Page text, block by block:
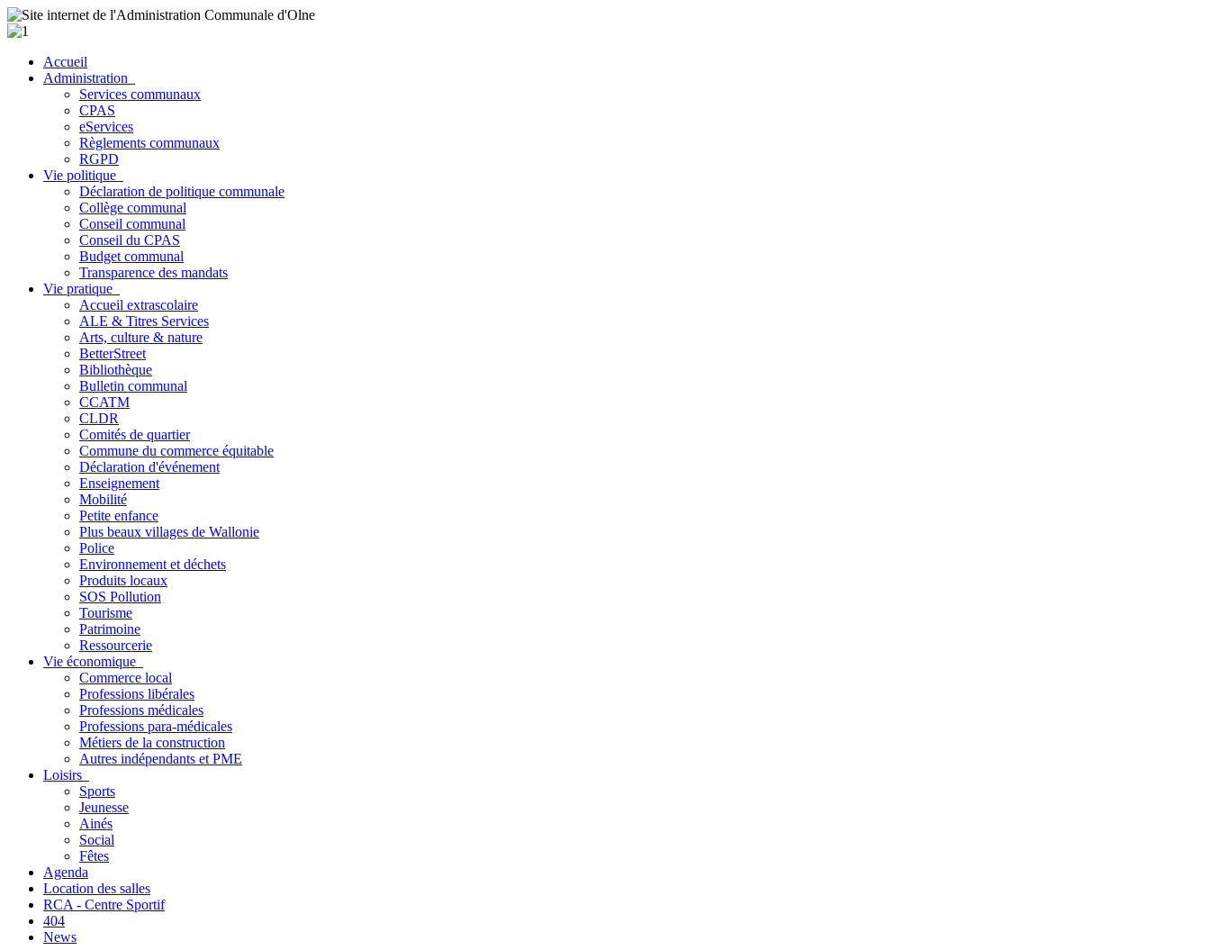
Accueil
Administration
Services communaux
CPAS
eServices
Règlements communaux
RGPD
Vie politique
Déclaration de politique communale
Collège communal
Conseil communal
Conseil du CPAS
Budget communal
Transparence des mandats
Vie pratique
Accueil extrascolaire
ALE & Titres Services
Arts, culture & nature
BetterStreet
Bibliothèque
Bulletin communal
CCATM
CLDR
Comités de quartier
Commune du commerce équitable
Déclaration d'événement
Enseignement
Mobilité
Petite enfance
Plus beaux villages de Wallonie
Police
Environnement et déchets
Produits locaux
SOS Pollution
Tourisme
Patrimoine
Ressourcerie
Vie économique
Commerce local
Professions libérales
Professions médicales
Professions para-médicales
Métiers de la construction
Autres indépendants et PME
Loisirs
Sports
Jeunesse
Ainés
Social
Fêtes
Agenda
Location des salles
RCA - Centre Sportif
404
News